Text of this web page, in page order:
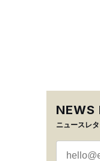
NEWS
ニュースレ